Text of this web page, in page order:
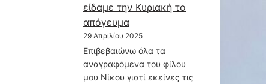
είδαμε την Κυριακή το
απόγευμα
29 Απριλίου 2025
Επιβεβαιώνω όλα τα
αναγραφόμενα του φίλου
μου Νίκου γιατί εκείνες τις